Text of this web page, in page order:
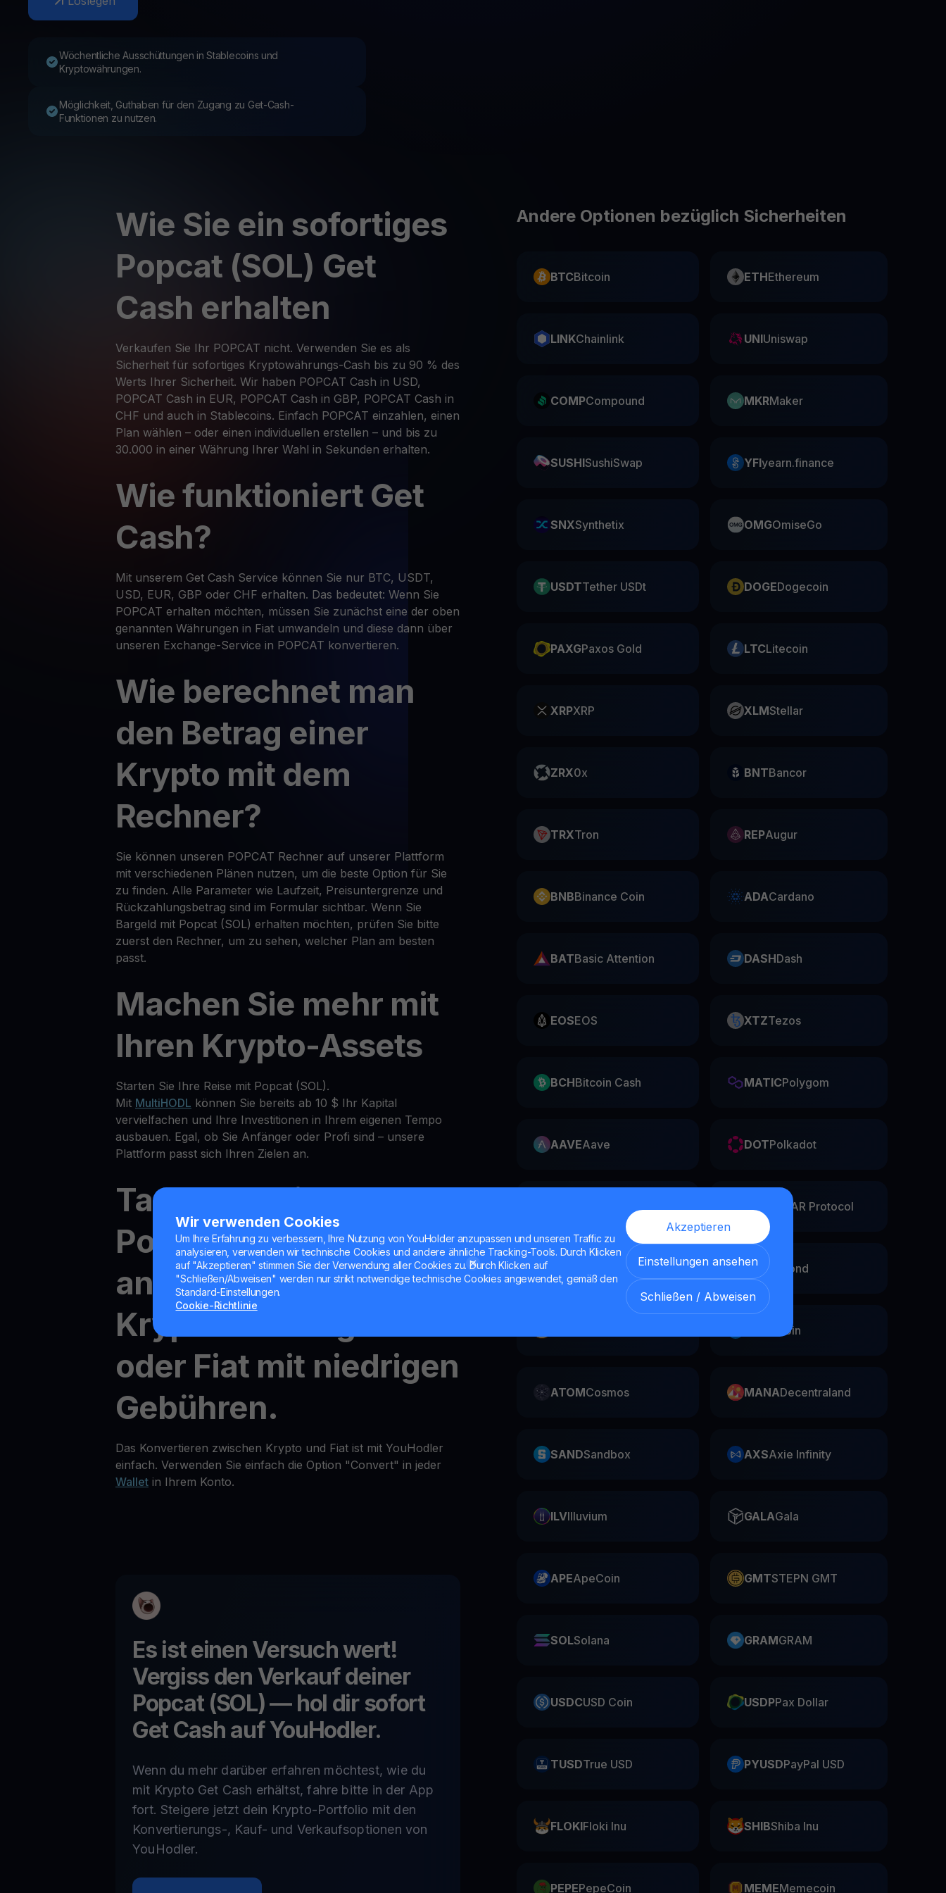
Wir verwenden Cookies
Um Ihre Erfahrung zu verbessern, Ihre Nutzung von YouHolder anzupassen und unseren Traffic zu
analysieren, verwenden wir technische Cookies und andere ähnliche Tracking-Tools. Durch Klicken
auf "Akzeptieren" stimmen Sie der Verwendung aller Cookies zu. Durch Klicken auf
"Schließen/Abweisen" werden nur strikt notwendige technische Cookies angewendet, gemäß den
Standard-Einstellungen.
Cookie-Richtlinie
Akzeptieren
Einstellungen ansehen
Schließen / Abweisen
Web3 wallet
Wöchentliche Ausschüttungen in Stablecoins und
Kryptowährungen.
Möglichkeit, Guthaben für den Zugang zu Get-Cash-
Funktionen zu nutzen.
Wie Sie ein sofortiges
Popcat (SOL) Get
Cash erhalten
Verkaufen Sie Ihr POPCAT nicht. Verwenden Sie es als
Sicherheit für sofortiges Kryptowährungs-Cash bis zu 90 % des
Werts Ihrer Sicherheit. Wir haben POPCAT Cash in USD,
POPCAT Cash in EUR, POPCAT Cash in GBP, POPCAT Cash in
CHF und auch in Stablecoins. Einfach POPCAT einzahlen, einen
Plan wählen – oder einen individuellen erstellen – und bis zu
30.000 in einer Währung Ihrer Wahl in Sekunden erhalten.
Wie funktioniert Get
Cash?
Mit unserem Get Cash Service können Sie nur BTC, USDT,
USD, EUR, GBP oder CHF erhalten. Das bedeutet: Wenn Sie
POPCAT erhalten möchten, müssen Sie zunächst eine der oben
genannten Währungen in Fiat umwandeln und diese dann über
unseren Exchange-Service in POPCAT konvertieren.
Wie berechnet man
den Betrag einer
Krypto mit dem
Rechner?
Sie können unseren POPCAT Rechner auf unserer Plattform
mit verschiedenen Plänen nutzen, um die beste Option für Sie
zu finden. Alle Parameter wie Laufzeit, Preisuntergrenze und
Rückzahlungsbetrag sind im Formular sichtbar. Wenn Sie
Bargeld mit Popcat (SOL) erhalten möchten, prüfen Sie bitte
zuerst den Rechner, um zu sehen, welcher Plan am besten
passt.
Machen Sie mehr mit
Ihren Krypto-Assets
Starten Sie Ihre Reise mit Popcat (SOL).
Mit MultiHODL können Sie bereits ab 10 $ Ihr Kapital
vervielfachen und Ihre Investitionen in Ihrem eigenen Tempo
ausbauen. Egal, ob Sie Anfänger oder Profi sind – unsere
Plattform passt sich Ihren Zielen an.
Tauschen Sie Ihr
Popcat (SOL) gegen
andere
Kryptowährungen
oder Fiat mit niedrigen
Gebühren.
Das Konvertieren zwischen Krypto und Fiat ist mit YouHodler
einfach. Verwenden Sie einfach die Option "Convert" in jeder
Wallet in Ihrem Konto.
Es ist einen Versuch wert!
Vergiss den Verkauf deiner
Popcat (SOL)— hol dir sofort
Get Cash auf YouHodler.
Wenn du mehr darüber erfahren möchtest, wie du
mit Krypto Get Cash erhältst, fahre bitte in der App
fort. Steigere jetzt dein Krypto-Portfolio mit den
Konvertierungs-, Kauf- und Verkaufsoptionen von
YouHodler.
Andere Optionen bezüglich Sicherheiten
BTCBitcoin ETHEthereum
LINKChainlink UNIUniswap
COMPCompound MKRMaker
SUSHISushiSwap YFIyearn.finance
SNXSynthetix OMGOmiseGo
USDTTether USDt DOGEDogecoin
PAXGPaxos Gold LTCLitecoin
XRPXRP XLMStellar
ZRX0x BNTBancor
TRXTron REPAugur
BNBBinance Coin ADACardano
BATBasic Attention DASHDash
EOSEOS XTZTezos
BCHBitcoin Cash MATICPolygom
AAVEAave DOTPolkadot
NEAR NEAR Protocol
EGLD Elrond
Filecoin
ATOMCosmos MANADecentraland
SANDSandbox AXSAxie Infinity
ILVIlluvium GALAGala
APEApeCoin GMTSTEPN GMT
SOLSolana GRAMGRAM
USDCUSD Coin USDPPax Dollar
TUSDTrue USD PYUSDPayPal USD
FLOKIFloki Inu SHIBShiba Inu
PEPEPepeCoin MEMEMemecoin